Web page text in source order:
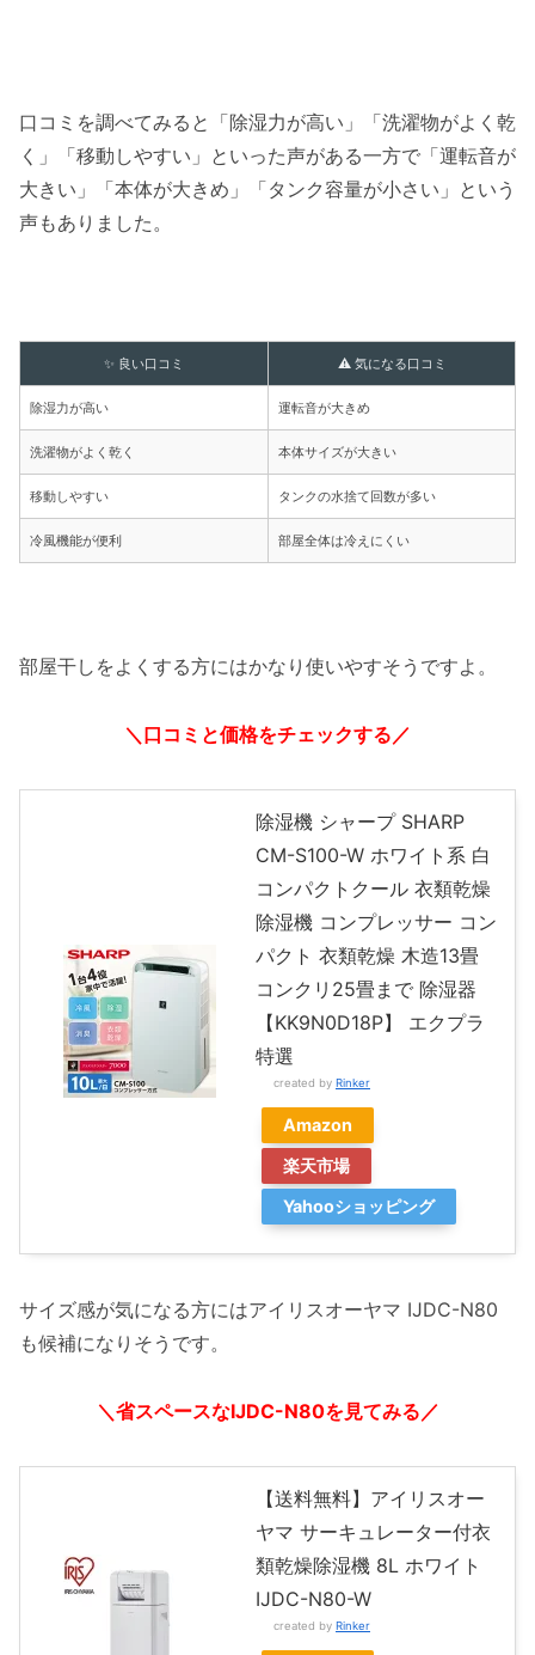
口コミを調べてみると「除湿力が高い」「洗濯物がよく乾
く」「移動しやすい」といった声がある一方で「運転音が
大きい」「本体が大きめ」「タンク容量が小さい」という
声もありました。
✨ 良い口コミ ⚠️ 気になる口コミ
除湿力が高い 運転音が大きめ
洗濯物がよく乾く 本体サイズが大きい
移動しやすい タンクの水捨て回数が多い
冷風機能が便利 部屋全体は冷えにくい
部屋干しをよくする方にはかなり使いやすそうですよ。
＼口コミと価格をチェックする／
除湿機 シャープ SHARP
CM-S100-W ホワイト系 白
コンパクトクール 衣類乾燥
除湿機 コンプレッサー コン
パクト 衣類乾燥 木造13畳
コンクリ25畳まで 除湿器
【KK9N0D18P】 エクプラ
特選
created by Rinker
Amazon
楽天市場
Yahooショッピング
サイズ感が気になる方にはアイリスオーヤマ IJDC-N80
も候補になりそうです。
＼省スペースなIJDC-N80を見てみる／
【送料無料】アイリスオー
ヤマ サーキュレーター付衣
類乾燥除湿機 8L ホワイト
IJDC-N80-W
created by Rinker